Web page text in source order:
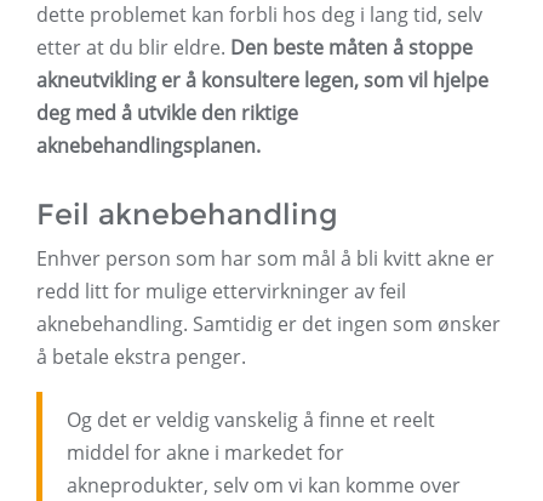
dette problemet kan forbli hos deg i lang tid, selv
etter at du blir eldre. Den beste måten å stoppe
akneutvikling er å konsultere legen, som vil hjelpe
deg med å utvikle den riktige
aknebehandlingsplanen.
Feil aknebehandling
Enhver person som har som mål å bli kvitt akne er
redd litt for mulige ettervirkninger av feil
aknebehandling. Samtidig er det ingen som ønsker
å betale ekstra penger.
Og det er veldig vanskelig å finne et reelt
middel for akne i markedet for
akneprodukter, selv om vi kan komme over